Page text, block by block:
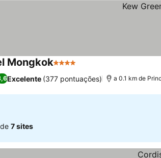
Mongkok4 Estrelas
Excelente (377 pontuações) a 0.1 km de
7 sites